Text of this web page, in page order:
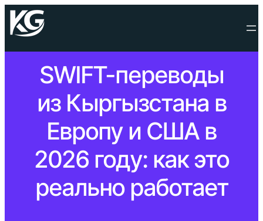
SWIFT-переводы
из Кыргызстана в
Европу и США в
2026 году: как это
реально работает